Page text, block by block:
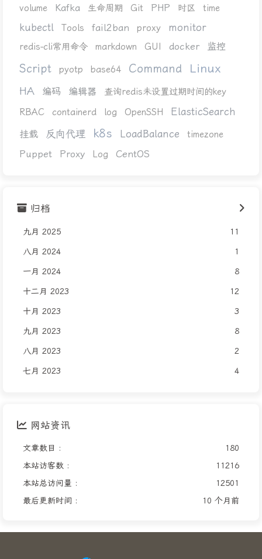
volume Kafka 生命周期 Git PHP 时区 time
kubectl Tools fail2ban proxy monitor
redis-cli常用命令 markdown GUI docker 监控
Script pyotp base64 Command Linux
HA 编码 编辑器
查询redis未设置过期时间的key
RBAC
containerd log OpenSSH ElasticSearch
挂载 反向代理 k8s LoadBalance timezone
Puppet Proxy Log CentOS
归档
九月 2025 11
八月 2024 1
一月 2024 8
十二月 2023 12
十月 2023 3
九月 2023 8
八月 2023 2
七月 2023 4
网站资讯
文章数目 :
180
本站访客数 :
11216
本站总访问量 :
12501
最后更新时间 :
10 个月前